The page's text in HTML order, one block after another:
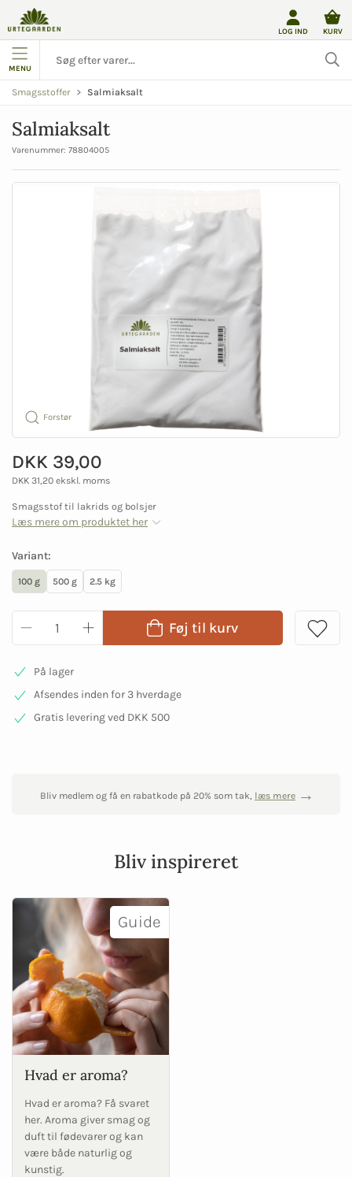
LOG IND KURV
MENU
Smagsstoffer Salmiaksalt
Salmiaksalt
Varenummer: 78804005
Forstør
DKK 39,00
DKK 31,20 ekskl. moms
Smagsstof til lakrids og bolsjer
Læs mere om produktet her
Variant:
100 g 500 g 2.5 kg
Føj til kurv
På lager
Afsendes inden for 3 hverdage
Gratis levering ved DKK 500
Bliv medlem og få en rabatkode på 20% som tak, læs mere
Bliv inspireret
Guide
Hvad er aroma?
Hvad er aroma? Få svaret
her. Aroma giver smag og
duft til fødevarer og kan
være både naturlig og
kunstig.